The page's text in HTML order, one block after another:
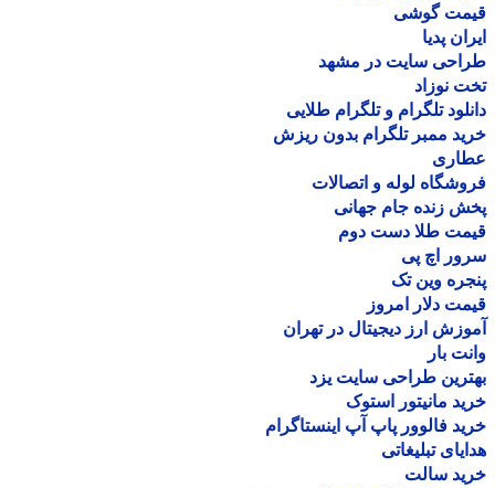
گوشی
پدیا
سایت در مشهد
نوزاد
تلگرام و تلگرام طلایی
ممبر تلگرام بدون ریزش
لوله و اتصالات
زنده جام جهانی
طلا دست دوم
اچ پی
وین تک
دلار امروز
ارز دیجیتال در تهران
بار
طراحی سایت یزد
مانیتور استوک
فالوور پاپ آپ اینستاگرام
تبلیغاتی
سالت